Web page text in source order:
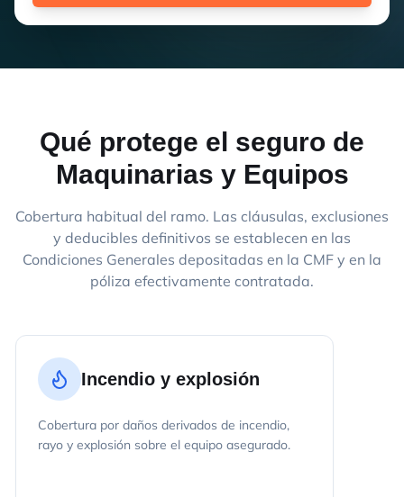
Qué protege el seguro de
Maquinarias y Equipos
Cobertura habitual del ramo. Las cláusulas, exclusiones
y deducibles definitivos se establecen en las
Condiciones Generales depositadas en la CMF y en la
póliza efectivamente contratada.
Incendio y explosión
Cobertura por daños derivados de incendio,
rayo y explosión sobre el equipo asegurado.